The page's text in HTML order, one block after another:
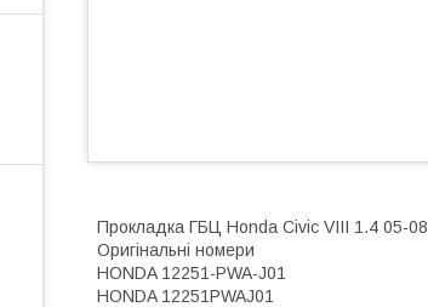
Прокладка ГБЦ Honda Civic VIII 1.4 05-08
Оригінальні номери
HONDA 12251-PWA-J01
HONDA 12251PWAJ01